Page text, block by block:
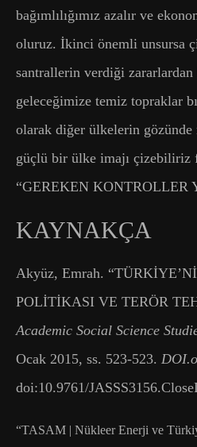
bağımlılığımız azalır ve
oluruz. İkinci önemli unsursa
santrallerin verdiği
geleceğimize temiz topraklar
olarak diğer ülkelerin gözünde
güçlü bir ülke imajı
“GEREKEN KONTROLLER
KAYNAKÇA
Akyüz, Emrah.
POLİTİKASI VE TERÖR
Academic Social Science
Ocak 2015, ss. 523-523.
doi:10.9761/
“TASAM | Nükleer Enerji ve